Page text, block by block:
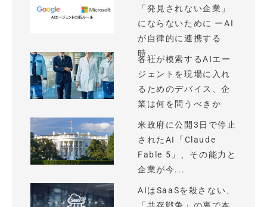
「発見されない企業」
にならないために ーAI
が自律的に連携する
時...
各社が模索するAIエー
ジェントを現場に入れ
るためのデバイス、企
業は何を問うべきか
米政府に公開3日で停止
されたAI「Claude
Fable 5」、その能力と
企業が今...
AIはSaaSを殺さない、